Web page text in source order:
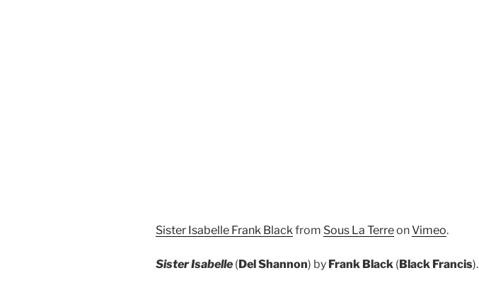
Sister Isabelle Frank Black from Sous La TerreonVimeo.
Sister Isabelle (Del Shannon) by Frank Black (Black Francis).